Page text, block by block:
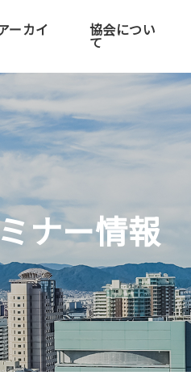
ーカイ
協会につい
て
ナー情報